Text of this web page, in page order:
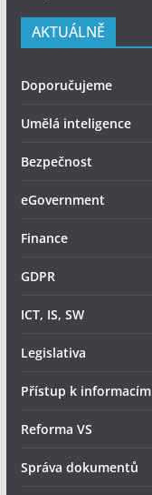
AKTUÁLNĚ
Doporučujeme
Umělá inteligence
Bezpečnost
eGovernment
Finance
GDPR
ICT, IS, SW
Legislativa
Přístup k informacím
Reforma VS
Správa dokumentů